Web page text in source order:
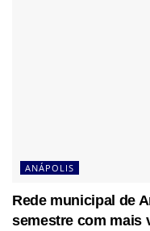
ANÁPOLIS
Rede municipal de
semestre com mais